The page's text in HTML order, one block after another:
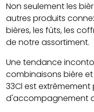
Non seulement les
autres produits
bières, les fûts, les
de notre assortiment.
Une tendance
combinaisons bière et
33Cl est
d'accompagnement